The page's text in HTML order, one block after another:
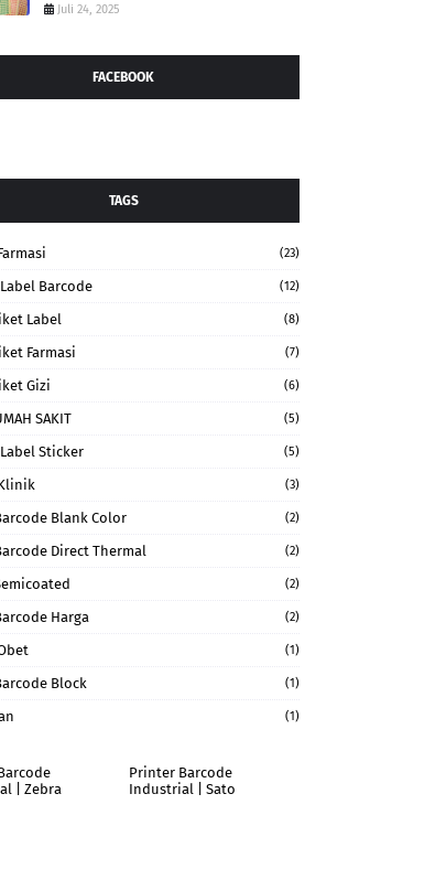
Juli 24, 2025
FACEBOOK
TAGS
(23)
Barcode (12)
Label (8)
Farmasi (7)
Gizi (6)
SAKIT (5)
Sticker (5)
(3)
Blank Color (2)
Direct Thermal (2)
(2)
Harga (2)
(1)
Block (1)
(1)
| Zebra
Printer Barcode
Industrial | Sato